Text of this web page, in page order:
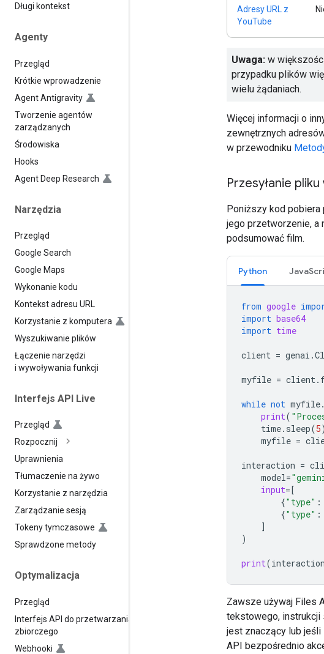
Długi kontekst
Agenty
Przegląd
Krótkie wprowadzenie
Agent Antigravity
Tworzenie agentów
zarządzanych
Środowiska
Hooks
Agent Deep Research
Narzędzia
Przegląd
Google Search
Google Maps
Wykonanie kodu
Kontekst adresu URL
Korzystanie z komputera
Wyszukiwanie plików
Łączenie narzędzi
i wywoływania funkcji
Interfejs API Live
Przegląd
Rozpocznij
Uprawnienia
Tłumaczenie na żywo
Korzystanie z narzędzia
Zarządzanie sesją
Tokeny tymczasowe
Sprawdzone metody
Optymalizacja
Przegląd
Interfejs API do przetwarzania
zbiorczego
Webhooki
Adresy URL z
YouTube
Uwaga: w
przypadku plików
wielu żądaniach.
Więcej informacji o
zewnętrznych
w przewodniku
Przesyłanie
Poniższy kod pobiera
jego przetworzenie, a
podsumować film.
Python
from google
import base64
import time
client = genai .
myfile = client.
while not myfile.
print(
time. sleep(5)
myfile =
interaction =
model=
input=[
{"type" :
{"type" :
]
)
print(interaction
Zawsze używaj Files
tekstowego, instrukcji
jest znaczący lub
API bezpośrednio